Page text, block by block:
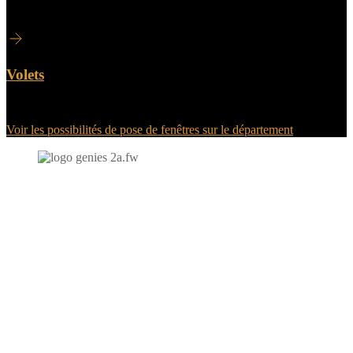
Volets
Voir les possibilités de pose de fenêtres sur le département